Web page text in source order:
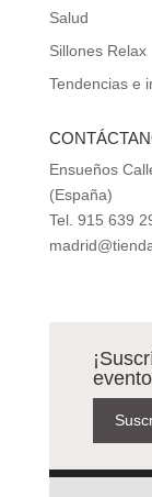
Salud
Sillones Relax
Tendencias e
Ensueños
(España)
Tel. 915 639